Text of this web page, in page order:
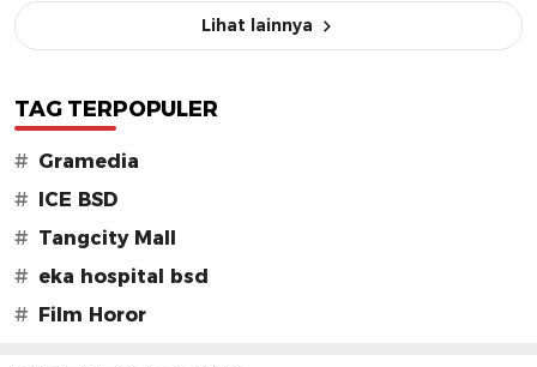
Lihat lainnya
TAG TERPOPULER
# Gramedia
#
ICE BSD
# Tangcity Mall
# eka hospital bsd
#
Film Horor